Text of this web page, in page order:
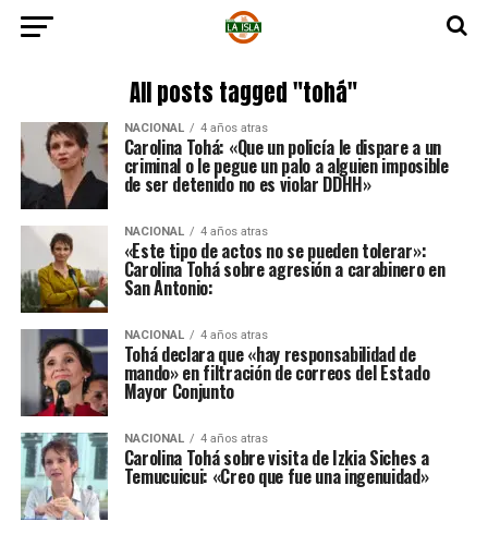
All posts tagged "tohá"
NACIONAL 4 años atras
Carolina Tohá: «Que un policía le dispare a un
criminal o le pegue un palo a alguien imposible
de ser detenido no es violar DDHH»
NACIONAL 4 años atras
«Este tipo de actos no se pueden tolerar»:
Carolina Tohá sobre agresión a carabinero en
San Antonio:
NACIONAL 4 años atras
Tohá declara que «hay responsabilidad de
mando» en filtración de correos del Estado
Mayor Conjunto
NACIONAL 4 años atras
Carolina Tohá sobre visita de Izkia Siches a
Temucuicui: «Creo que fue una ingenuidad»